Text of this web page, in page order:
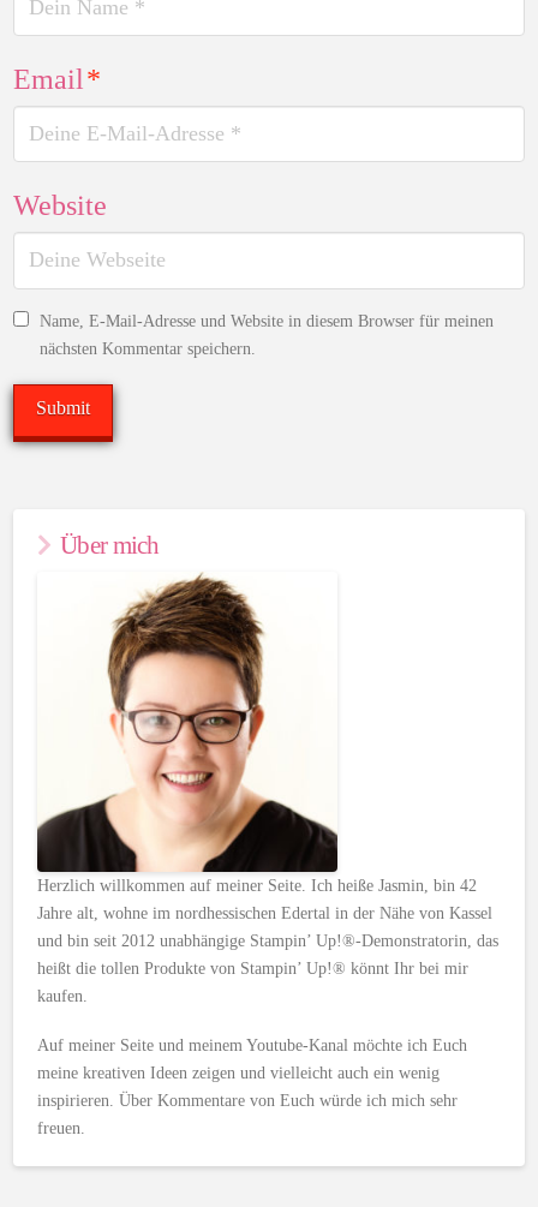
Email*
Website
Name, E-Mail-Adresse und Website in diesem Browser für meinen
nächsten Kommentar speichern.
Über mich
Herzlich willkommen auf meiner Seite. Ich heiße Jasmin, bin 42
Jahre alt, wohne im nordhessischen Edertal in der Nähe von Kassel
und bin seit 2012 unabhängige Stampin’ Up!®-Demonstratorin, das
heißt die tollen Produkte von Stampin’ Up!® könnt Ihr bei mir
kaufen.
Auf meiner Seite und meinem Youtube-Kanal möchte ich Euch
meine kreativen Ideen zeigen und vielleicht auch ein wenig
inspirieren. Über Kommentare von Euch würde ich mich sehr
freuen.